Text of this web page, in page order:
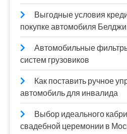
Выгодные условия
покупке автомобиля Белджи
Автомобильные
систем грузовиков
Как поставить ручное
автомобиль для инвалида
Выбор идеального
свадебной церемонии в